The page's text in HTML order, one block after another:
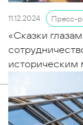
11.12.2024 Пресс-
«Сказки
историческим